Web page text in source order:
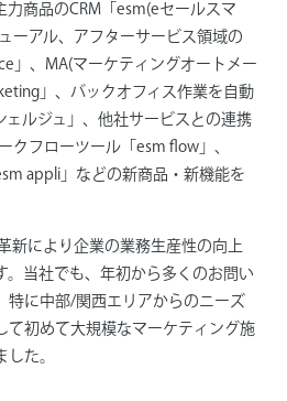
力商品のCRM「esm(eセールスマ
ーアル、アフターサービス領域の
」、MA(マーケティングオートメー
」、バックオフィス作業を自動
ェルジュ」、他社サービスとの連携
クフローツール「esm flow」、
appli」などの新商品・新機能を
新により企業の業務生産性の向上
。当社でも、年初から多くのお問い
特に中部/関西エリアからのニーズ
て初めて大規模なマーケティング施
た。